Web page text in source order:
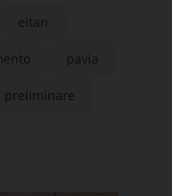
eitan
pavia
preliminare